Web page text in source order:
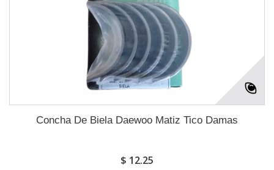
Concha De Biela Daewoo Matiz Tico Damas
$ 12.25